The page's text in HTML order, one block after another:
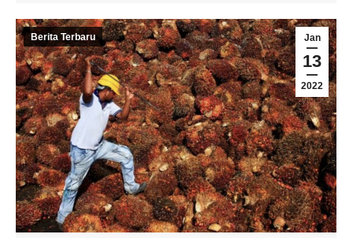
Jan
13
2022
Berita Terbaru